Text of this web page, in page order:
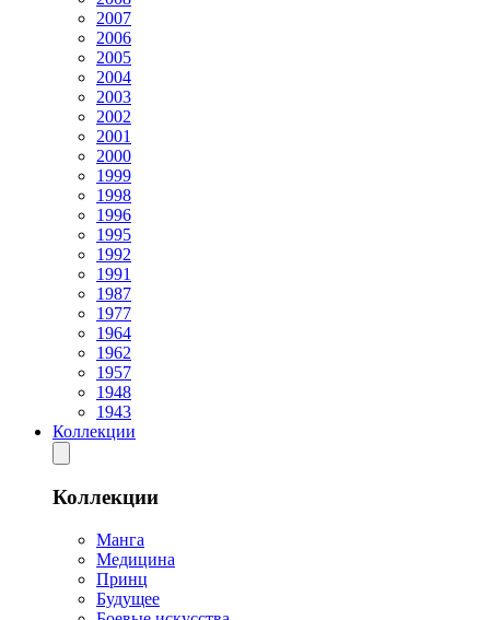
2007
2006
2005
2004
2003
2002
2001
2000
1999
1998
1996
1995
1992
1991
1987
1977
1964
1962
1957
1948
1943
Коллекции
Коллекции
Манга
Медицина
Принц
Будущее